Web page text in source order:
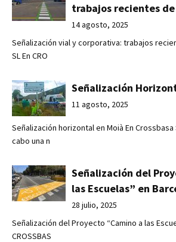
trabajos recientes de
14 agosto, 2025
Señalización vial y corporativa: trabajos
SL En CRO
Señalización
11 agosto, 2025
Señalización horizontal en Moià En
cabo una n
Señalización del
las Escuelas” en
28 julio, 2025
Señalización del Proyecto “Camino a las
CROSSBAS